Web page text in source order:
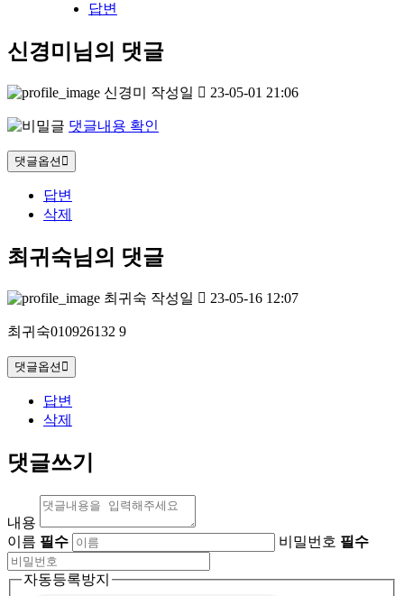
답변
신경미님의 댓글
신경미 작성일 23-05-01 21:06
댓글내용 확인
댓글옵션
답변
삭제
최귀숙님의 댓글
최귀숙 작성일 23-05-16 12:07
최귀숙010926132 9
댓글옵션
답변
삭제
댓글쓰기
내용
이름 필수 비밀번호 필수
자동등록방지